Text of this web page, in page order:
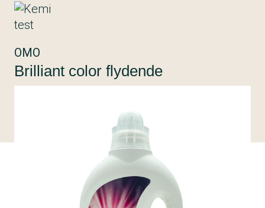
OMO
Brilliant color flydende